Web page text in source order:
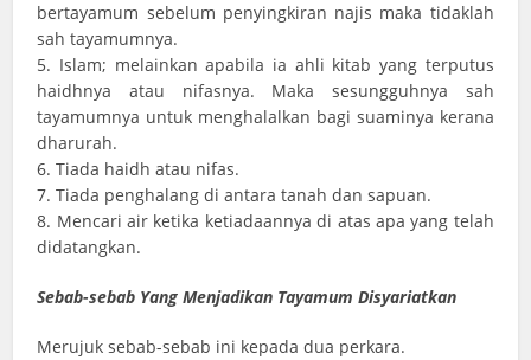
bertayamum sebelum penyingkiran najis maka tidaklah
sah tayamumnya.
5. Islam; melainkan apabila ia ahli kitab yang terputus
haidhnya atau nifasnya. Maka sesungguhnya sah
tayamumnya untuk menghalalkan bagi suaminya kerana
dharurah.
6. Tiada haidh atau nifas.
7. Tiada penghalang di antara tanah dan sapuan.
8. Mencari air ketika ketiadaannya di atas apa yang telah
didatangkan.
Sebab-sebab Yang Menjadikan Tayamum Disyariatkan
Merujuk sebab-sebab ini kepada dua perkara.